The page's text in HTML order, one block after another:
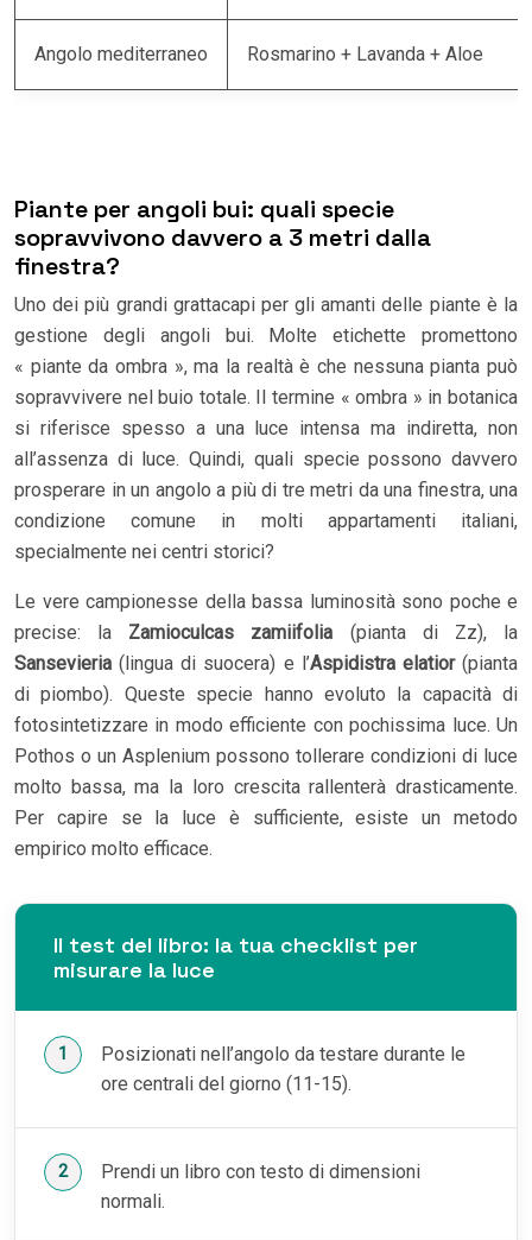
Angolo mediterraneo Rosmarino + Lavanda + Aloe
Piante per angoli bui: quali specie
sopravvivono davvero a 3 metri dalla
finestra?
Uno dei più grandi grattacapi per gli amanti delle piante è la
gestione degli angoli bui. Molte etichette promettono
« piante da ombra », ma la realtà è che nessuna pianta può
sopravvivere nel buio totale. Il termine « ombra » in botanica
si riferisce spesso a una luce intensa ma indiretta, non
all’assenza di luce. Quindi, quali specie possono davvero
prosperare in un angolo a più di tre metri da una finestra, una
condizione comune in molti appartamenti italiani,
specialmente nei centri storici?
Le vere campionesse della bassa luminosità sono poche e
precise: la Zamioculcas zamiifolia (pianta di Zz), la
Sansevieria (lingua di suocera) e l’Aspidistra elatior(pianta
di piombo). Queste specie hanno evoluto la capacità di
fotosintetizzare in modo efficiente con pochissima luce. Un
Pothos o un Asplenium possono tollerare condizioni di luce
molto bassa, ma la loro crescita rallenterà drasticamente.
Per capire se la luce è sufficiente, esiste un metodo
empirico molto efficace.
Il test del libro: la tua checklist per
misurare la luce
Posizionati nell’angolo da testare durante le
ore centrali del giorno (11-15).
Prendi un libro con testo di dimensioni
normali.